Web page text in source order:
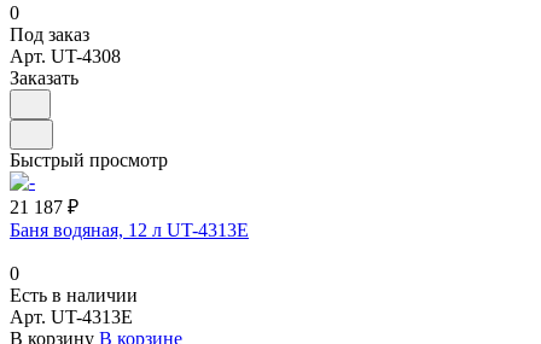
0
Под заказ
Арт. UT-4308
Заказать
Быстрый просмотр
21 187 ₽
Баня водяная, 12 л UT-4313Е
0
Есть в наличии
Арт. UT-4313Е
В корзину В корзине